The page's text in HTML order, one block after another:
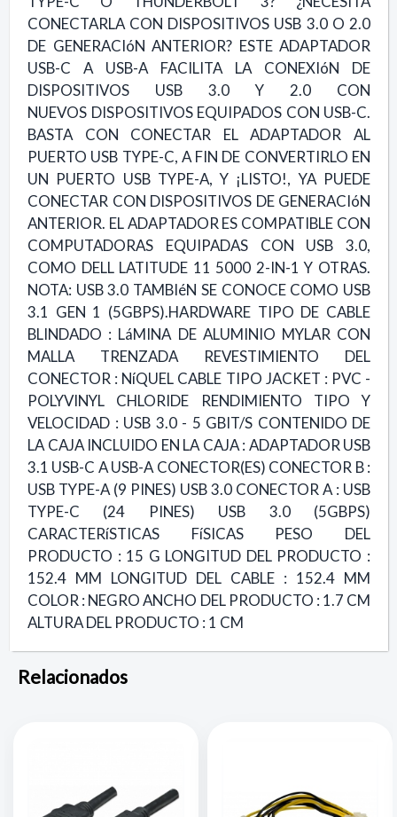
CONECTARLA CON DISPOSITIVOS USB 3.0 O 2.0
DE GENERACIóN ANTERIOR? ESTE ADAPTADOR
USB-C A USB-A FACILITA LA CONEXIóN DE
DISPOSITIVOS USB 3.0 Y 2.0 CON
NUEVOS DISPOSITIVOS EQUIPADOS CON USB-C.
BASTA CON CONECTAR EL ADAPTADOR AL
PUERTO USB TYPE-C, A FIN DE CONVERTIRLO EN
UN PUERTO USB TYPE-A, Y ¡LISTO!, YA PUEDE
CONECTAR CON DISPOSITIVOS DE GENERACIóN
ANTERIOR. EL ADAPTADOR ES COMPATIBLE CON
COMPUTADORAS EQUIPADAS CON USB 3.0,
COMO DELL LATITUDE 11 5000 2-IN-1 Y OTRAS.
NOTA: USB 3.0 TAMBIéN SE CONOCE COMO USB
3.1 GEN 1 (5GBPS).HARDWARE TIPO DE CABLE
BLINDADO : LáMINA DE ALUMINIO MYLAR CON
MALLA TRENZADA REVESTIMIENTO DEL
CONECTOR : NíQUEL CABLE TIPO JACKET : PVC -
POLYVINYL CHLORIDE RENDIMIENTO TIPO Y
VELOCIDAD : USB 3.0 - 5 GBIT/S CONTENIDO DE
LA CAJA INCLUIDO EN LA CAJA : ADAPTADOR USB
3.1 USB-C A USB-A CONECTOR(ES) CONECTOR B :
USB TYPE-A (9 PINES) USB 3.0 CONECTOR A : USB
TYPE-C (24 PINES) USB 3.0 (5GBPS)
CARACTERíSTICAS FíSICAS PESO DEL
PRODUCTO : 15 G LONGITUD DEL PRODUCTO :
152.4 MM LONGITUD DEL CABLE : 152.4 MM
COLOR : NEGRO ANCHO DEL PRODUCTO : 1.7 CM
ALTURA DEL PRODUCTO : 1 CM
Relacionados